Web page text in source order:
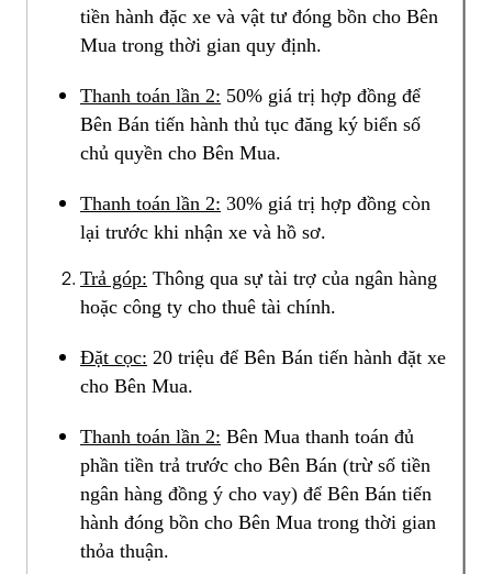
tiền hành đặc xe và vật tư đóng bồn cho Bên
Mua trong thời gian quy định.
Thanh toán lần 2: 50% giá trị hợp đồng để
Bên Bán tiến hành thủ tục đăng ký biển số
chủ quyền cho Bên Mua.
Thanh toán lần 2: 30% giá trị hợp đồng còn
lại trước khi nhận xe và hồ sơ.
Trả góp: Thông qua sự tài trợ của ngân hàng
hoặc công ty cho thuê tài chính.
Đặt cọc: 20 triệu để Bên Bán tiến hành đặt xe
cho Bên Mua.
Thanh toán lần 2: Bên Mua thanh toán đủ
phần tiền trả trước cho Bên Bán (trừ số tiền
ngân hàng đồng ý cho vay) để Bên Bán tiến
hành đóng bồn cho Bên Mua trong thời gian
thỏa thuận.